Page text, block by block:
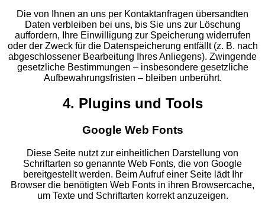
Die von Ihnen an uns per Kontaktanfragen übersandten
Daten verbleiben bei uns, bis Sie uns zur Löschung
auffordern, Ihre Einwilligung zur Speicherung widerrufen
oder der Zweck für die Datenspeicherung entfällt (z. B. nach
abgeschlossener Bearbeitung Ihres Anliegens). Zwingende
gesetzliche Bestimmungen – insbesondere gesetzliche
Aufbewahrungsfristen – bleiben unberührt.
4. Plugins und Tools
Google Web Fonts
Diese Seite nutzt zur einheitlichen Darstellung von
Schriftarten so genannte Web Fonts, die von Google
bereitgestellt werden. Beim Aufruf einer Seite lädt Ihr
Browser die benötigten Web Fonts in ihren Browsercache,
um Texte und Schriftarten korrekt anzuzeigen.